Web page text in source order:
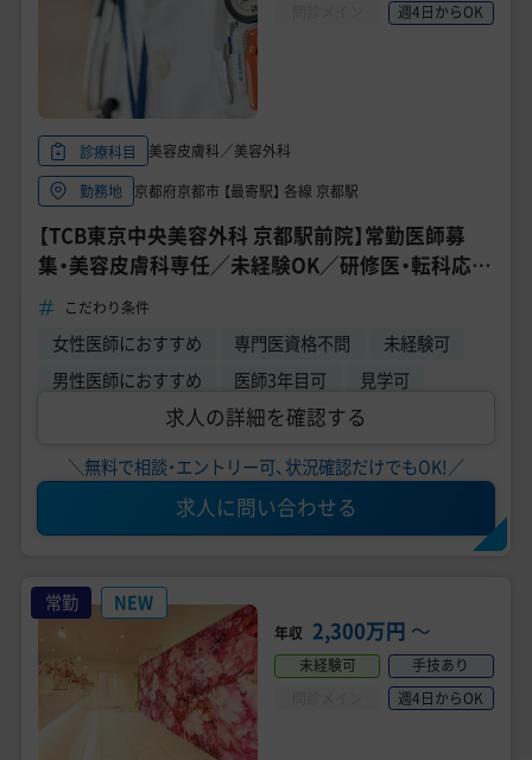
週4日からOK
診療科目
美容皮膚科／美容外科
勤務地
京都府京都市 【最寄駅】 各線 京都駅
【TCB東京中央美容外科 京都駅前院】常勤医師募
集・美容皮膚科専任／未経験OK／研修医・転科応募
歓迎／業界トップクラスの高待遇求人★
こだわり条件
女性医師におすすめ 専門医資格不問
未経験可
男性医師におすすめ
医師3年目可 見学可
求人の詳細を確認する
＼無料で相談・エントリー可、状況確認だけでもOK!／
求人に問い合わせる
常勤 NEW
年収 2,300万円 〜
未経験可
手技あり
週4日からOK